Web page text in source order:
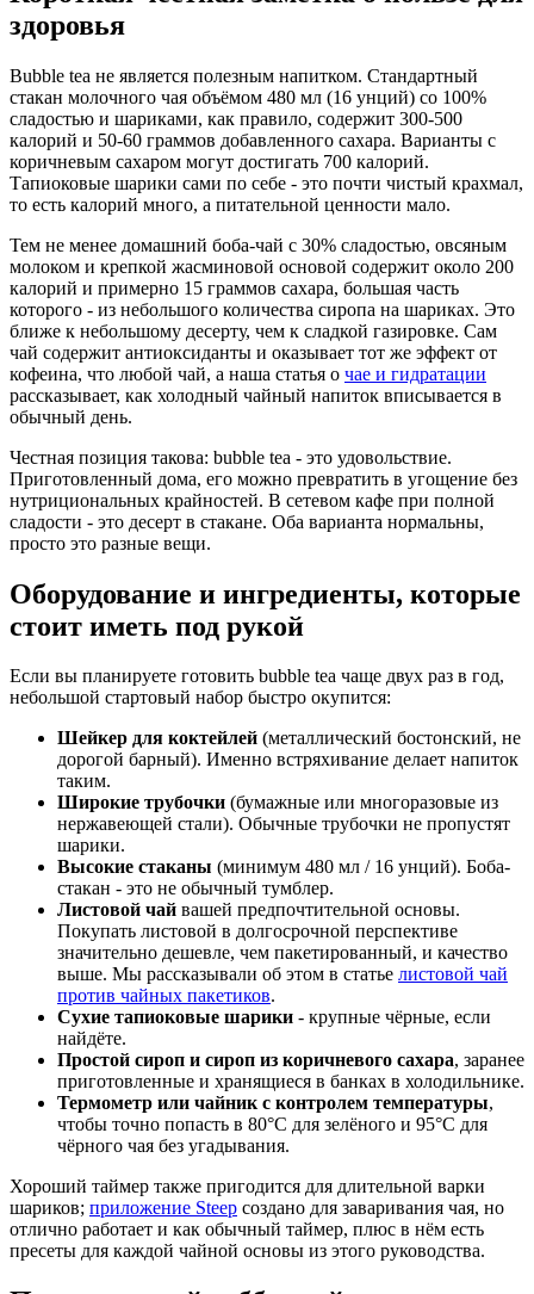
здоровья
Bubble tea не является полезным напитком. Стандартный
стакан молочного чая объёмом 480 мл (16 унций) со 100%
сладостью и шариками, как правило, содержит 300-500
калорий и 50-60 граммов добавленного сахара. Варианты с
коричневым сахаром могут достигать 700 калорий.
Тапиоковые шарики сами по себе - это почти чистый крахмал,
то есть калорий много, а питательной ценности мало.
Тем не менее домашний боба-чай с 30% сладостью, овсяным
молоком и крепкой жасминовой основой содержит около 200
калорий и примерно 15 граммов сахара, большая часть
которого - из небольшого количества сиропа на шариках. Это
ближе к небольшому десерту, чем к сладкой газировке. Сам
чай содержит антиоксиданты и оказывает тот же эффект от
кофеина, что любой чай, а наша статья о чае и гидратации
рассказывает, как холодный чайный напиток вписывается в
обычный день.
Честная позиция такова: bubble tea - это удовольствие.
Приготовленный дома, его можно превратить в угощение без
нутрициональных крайностей. В сетевом кафе при полной
сладости - это десерт в стакане. Оба варианта нормальны,
просто это разные вещи.
Оборудование и ингредиенты, которые
стоит иметь под рукой
Если вы планируете готовить bubble tea чаще двух раз в год,
небольшой стартовый набор быстро окупится:
Шейкер для коктейлей (металлический бостонский, не
дорогой барный). Именно встряхивание делает напиток
таким.
Широкие трубочки (бумажные или многоразовые из
нержавеющей стали). Обычные трубочки не пропустят
шарики.
Высокие стаканы (минимум 480 мл / 16 унций). Боба-
стакан - это не обычный тумблер.
Листовой чай вашей предпочтительной основы.
Покупать листовой в долгосрочной перспективе
значительно дешевле, чем пакетированный, и качество
выше. Мы рассказывали об этом в статье листовой чай
против чайных пакетиков.
Сухие тапиоковые шарики - крупные чёрные, если
найдёте.
Простой сироп и сироп из коричневого сахара, заранее
приготовленные и хранящиеся в банках в холодильнике.
Термометр или чайник с контролем температуры,
чтобы точно попасть в 80°C для зелёного и 95°C для
чёрного чая без угадывания.
Хороший таймер также пригодится для длительной варки
шариков; приложение Steep создано для заваривания чая, но
отлично работает и как обычный таймер, плюс в нём есть
пресеты для каждой чайной основы из этого руководства.